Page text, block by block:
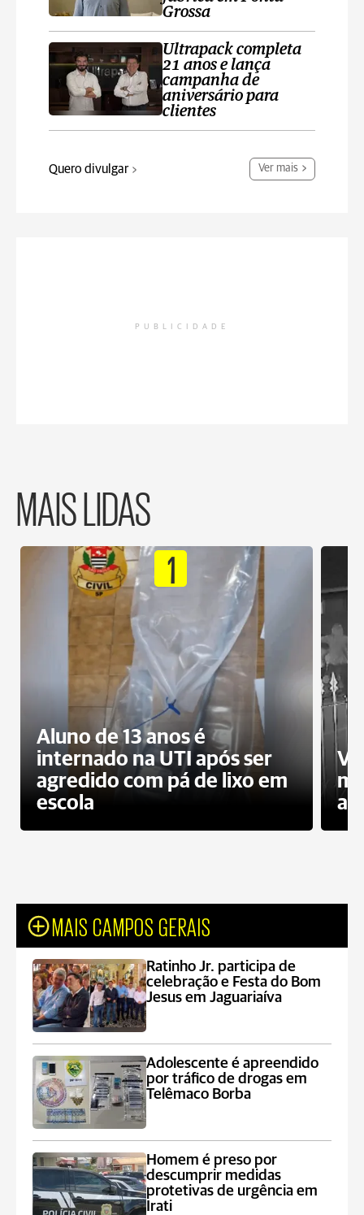
Grossa
Ultrapack completa
21 anos e lança
campanha de
aniversário para
clientes
Quero divulgar Ver mais
PUBLICIDADE
MAIS LIDAS
1
Aluno de 13 anos é
internado na UTI após ser
agredido com pá de lixo em
escola
a
MAIS CAMPOS GERAIS
Ratinho Jr. participa de
celebração e Festa do Bom
Jesus em Jaguariaíva
Adolescente é apreendido
por tráfico de drogas em
Telêmaco Borba
Homem é preso por
descumprir medidas
protetivas de urgência em
Irati